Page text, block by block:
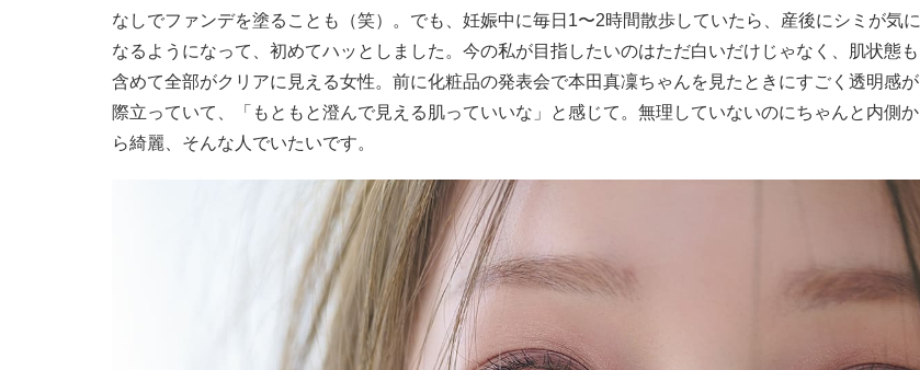
なしでファンデを塗ることも（笑）。でも、妊娠中に毎日1〜2時間散歩していたら、産後にシミが気に
なるようになって、初めてハッとしました。今の私が目指したいのはただ白いだけじゃなく、肌状態も
含めて全部がクリアに見える女性。前に化粧品の発表会で本田真凜ちゃんを見たときにすごく透明感が
際立っていて、「もともと澄んで見える肌っていいな」と感じて。無理していないのにちゃんと内側か
ら綺麗、そんな人でいたいです。